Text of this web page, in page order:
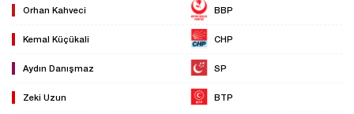
Orhan Kahveci BBP
Kemal Küçükali CHP
Aydın Danışmaz SP
Zeki Uzun BTP